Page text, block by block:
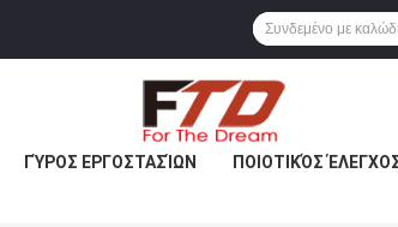
ΓΎΡΟΣ ΕΡΓΟΣΤΑΣΊΩΝ ΠΟΙΟΤΙΚΌΣ